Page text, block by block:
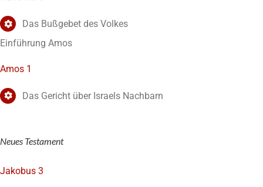
Das Bußgebet des Volkes
Einführung Amos
Amos 1
Das Gericht über Israels Nachbarn
Neues Testament
Jakobus 3